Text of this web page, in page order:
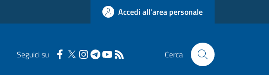
Accedi all'area personale
Seguici su Cerca